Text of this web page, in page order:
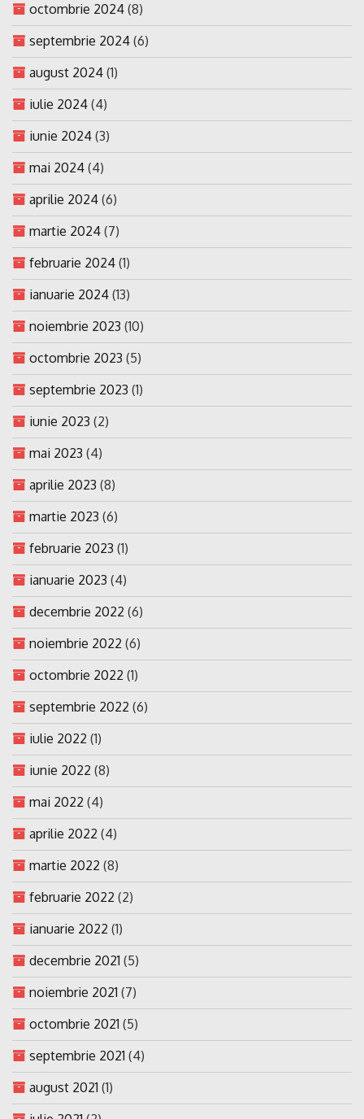
octombrie 2024 (8)
septembrie 2024 (6)
august 2024 (1)
iulie 2024 (4)
iunie 2024 (3)
mai 2024 (4)
aprilie 2024 (6)
martie 2024 (7)
februarie 2024 (1)
ianuarie 2024 (13)
noiembrie 2023 (10)
octombrie 2023 (5)
septembrie 2023 (1)
iunie 2023 (2)
mai 2023 (4)
aprilie 2023 (8)
martie 2023 (6)
februarie 2023 (1)
ianuarie 2023 (4)
decembrie 2022 (6)
noiembrie 2022 (6)
octombrie 2022 (1)
septembrie 2022 (6)
iulie 2022 (1)
iunie 2022 (8)
mai 2022 (4)
aprilie 2022 (4)
martie 2022 (8)
februarie 2022 (2)
ianuarie 2022 (1)
decembrie 2021 (5)
noiembrie 2021 (7)
octombrie 2021 (5)
septembrie 2021 (4)
august 2021 (1)